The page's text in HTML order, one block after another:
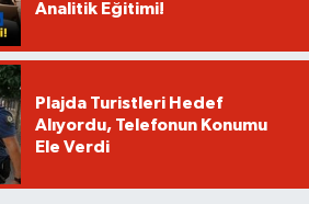
Analitik Eğitimi!
Plajda Turistleri Hedef
Alıyordu, Telefonun Konumu
Ele Verdi